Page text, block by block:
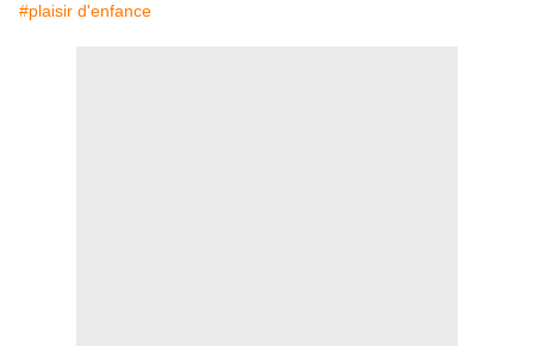
#plaisir d'enfance